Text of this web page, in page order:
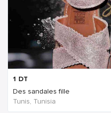
1 DT
Des sandales fille
Tunis, Tunisia